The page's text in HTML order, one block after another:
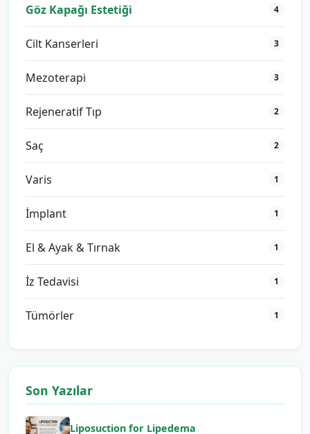
Göz Kapağı Estetiği 4
Cilt Kanserleri 3
Mezoterapi 3
Rejeneratif Tıp 2
Saç 2
Varis 1
İmplant 1
El & Ayak & Tırnak 1
İz Tedavisi 1
Tümörler 1
Son Yazılar
Liposuction for Lipedema